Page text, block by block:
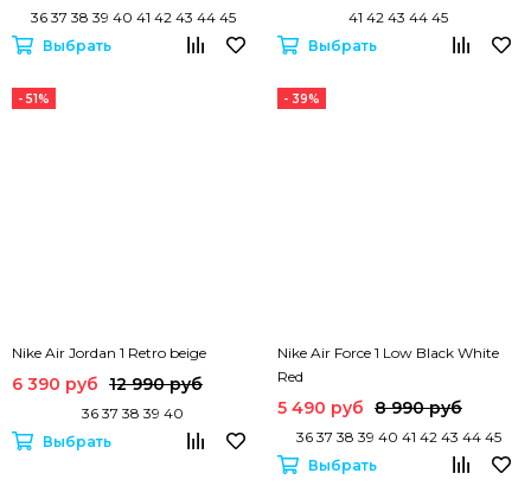
36 37 38 39 40 41 42 43 44 45
Выбрать
41 42 43 44 45
Выбрать
- 51%
Nike Air Jordan 1 Retro beige
6 390 руб 12 990 руб
36 37 38 39 40
Выбрать
- 39%
Nike Air Force 1 Low Black White
Red
5 490 руб 8 990 руб
36 37 38 39 40 41 42 43 44 45
Выбрать